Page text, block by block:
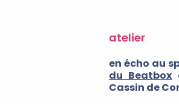
atelier
en écho au
du Beatbox
Cassin de